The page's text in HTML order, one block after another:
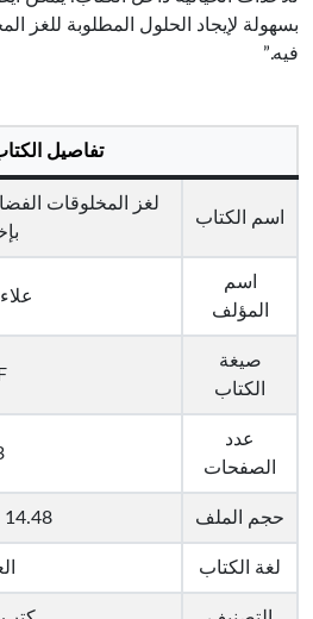
بسهولة لإيجاد الحلول المطلوبة للغز
فيه.”
تفاصيل
اسم الكتاب
لغز المخلوقات
اسم
المؤلف
صيغة
الكتاب
عدد
الصفحات
حجم الملف 14.48 ميجا بايت
لغة الكتاب